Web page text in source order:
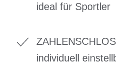
ideal für Sportler
individuell